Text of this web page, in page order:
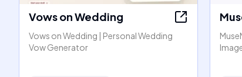
Vows on Wedding
Vows on Wedding | Personal Wedding
Vow Generator